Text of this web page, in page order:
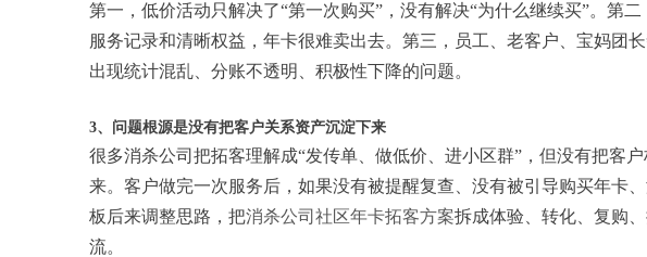
第一，低价活动只解决了“第一次购买”，没有解决“为什么继续买”。第
服务记录和清晰权益，年卡很难卖出去。第三，员工、老客户、宝妈团
出现统计混乱、分账不透明、积极性下降的问题。
3、问题根源是没有把客户关系资产沉淀下来
很多消杀公司把拓客理解成“发传单、做低价、进小区群”，但没有把客
来。客户做完一次服务后，如果没有被提醒复查、没有被引导购买年卡
板后来调整思路，把消杀公司社区年卡拓客方案拆成体验、转化、复购
流。